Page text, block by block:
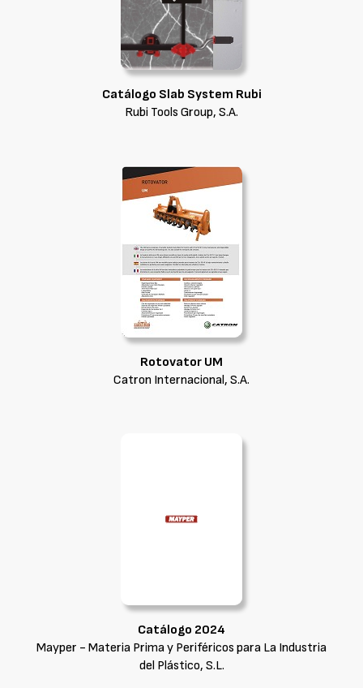
Catálogo Slab System Rubi
Rubi Tools Group, S.A.
Rotovator UM
Catron Internacional, S.A.
Catálogo 2024
Mayper - Materia Prima y Periféricos para La Industria
del Plástico, S.L.